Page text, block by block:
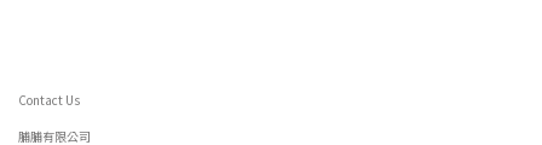
Contact Us
脯脯有限公司